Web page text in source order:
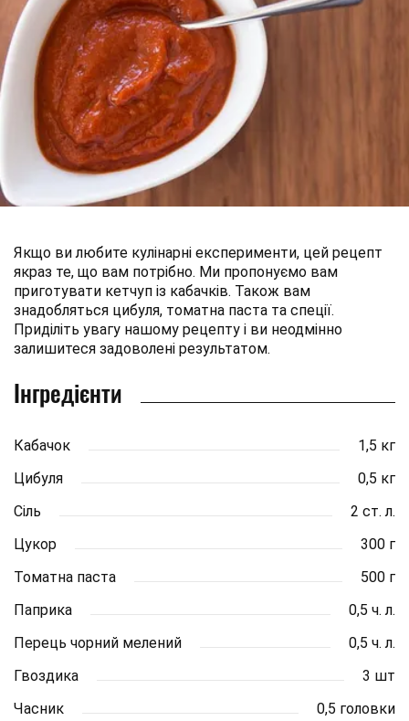
Якщо ви любите кулінарні експерименти, цей рецепт
якраз те, що вам потрібно. Ми пропонуємо вам
приготувати кетчуп із кабачків. Також вам
знадобляться цибуля, томатна паста та спеції.
Приділіть увагу нашому рецепту і ви неодмінно
залишитеся задоволені результатом.
Інгредієнти
Кабачок
1,5 кг
Цибуля
0,5 кг
Сіль
2 ст. л.
Цукор
300 г
Томатна паста
500 г
Паприка
0,5 ч. л.
Перець чорний мелений
0,5 ч. л.
Гвоздика
3 шт
Часник
0,5 головки